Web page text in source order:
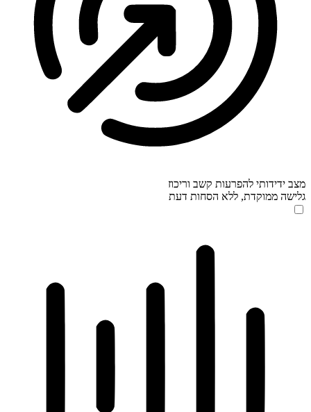
מצב ידידותי להפרעות קשב וריכוז
גלישה ממוקדת, ללא הסחות דעת